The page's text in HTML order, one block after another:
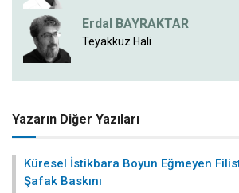
Erdal BAYRAKTAR
Teyakkuz Hali
Yazarın Diğer Yazıları
Küresel İstikbara Boyun Eğmeyen
Şafak Baskını